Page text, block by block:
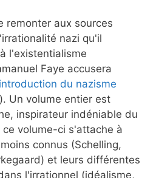
remonter aux sources
nazi qu'il
l'existentialisme
Faye accusera
du nazisme
). Un volume entier est
inspirateur indéniable du
ce volume-ci s'attache à
connus (Schelling,
et leurs différentes
l'irrationnel (idéalisme,